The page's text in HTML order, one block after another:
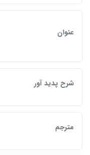
عنوان
شرح پديد آور
مترجم